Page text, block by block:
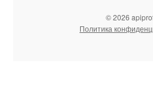
© 2026
Политика